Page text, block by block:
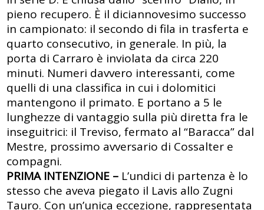
pieno recupero. È il diciannovesimo successo
in campionato: il secondo di fila in trasferta e
quarto consecutivo, in generale. In più, la
porta di Carraro è inviolata da circa 220
minuti. Numeri davvero interessanti, come
quelli di una classifica in cui i dolomitici
mantengono il primato. E portano a 5 le
lunghezze di vantaggio sulla più diretta fra le
inseguitrici: il Treviso, fermato al “Baracca” dal
Mestre, prossimo avversario di Cossalter e
compagni.
PRIMA INTENZIONE – L’undici di partenza è lo
stesso che aveva piegato il Lavis allo Zugni
Tauro. Con un’unica eccezione, rappresentata